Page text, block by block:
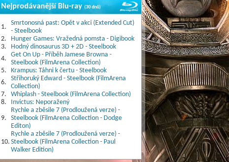
Nejprodávanější Blu-ray(30 dnů)
1.
Smrtonosná past: Opět v akci (Extended Cut)
- Steelbook
2.
Hunger Games: Vražedná pomsta - Digibook
3.
Hodný dinosaurus 3D + 2D - Steelbook
4.
Get On Up - Příběh Jamese Browna -
Steelbook (FilmArena Collection)
5.
Krampus: Táhni k čertu - Steelbook
6.
Střihoruký Edward - Steelbook (FilmArena
Collection)
7.
Whiplash - Steelbook (FilmArena Collection)
8.
Invictus: Neporažený
9.
Rychle a zběsile 7 (Prodloužená verze) -
Steelbook (FilmArena Collection - Dodge
Editon)
10.
Rychle a zběsile 7 (Prodloužená verze) -
Steelbook (FilmArena Collection - Paul
Walker Edition)